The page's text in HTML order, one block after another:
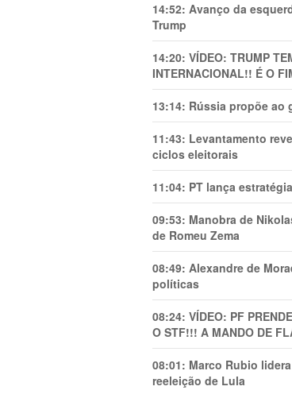
14:52: Avanço da
Trump
14:20: VÍDEO: TRUMP
INTERNACIONAL!! É O
13:14: Rússia propõe ao
11:43: Levantamento
ciclos eleitorais
11:04: PT lança
09:53: Manobra de
de Romeu Zema
08:49: Alexandre de
políticas
08:24: VÍDEO: PF
O STF!!! A MANDO DE
08:01: Marco Rubio
reeleição de Lula